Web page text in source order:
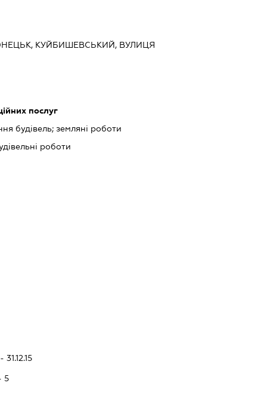
КУЙБИШЕВСЬКИЙ, ВУЛИЦЯ
послуг
будівель; земляні роботи
роботи
5